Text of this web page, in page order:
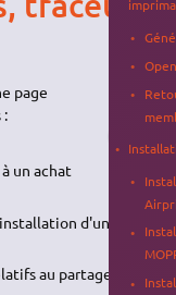
page
:
un achat
d'une
au partage d'une